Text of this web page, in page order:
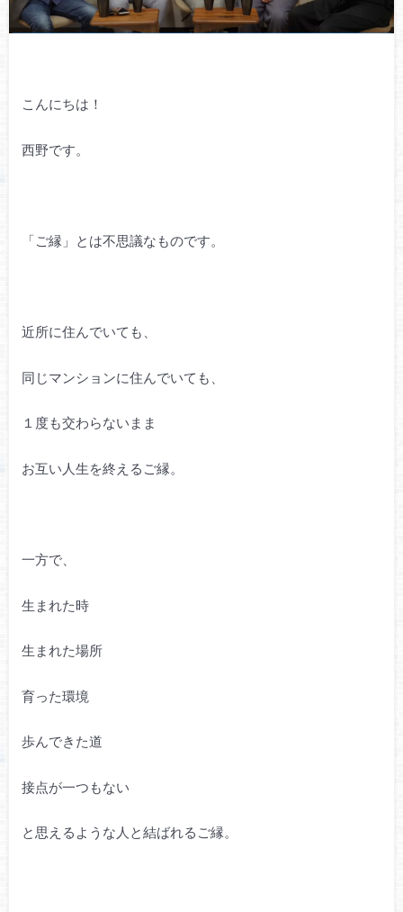
こんにちは！
西野です。
「ご縁」とは不思議なものです。
近所に住んでいても、
同じマンションに住んでいても、
１度も交わらないまま
お互い人生を終えるご縁。
一方で、
生まれた時
生まれた場所
育った環境
歩んできた道
接点が一つもない
と思えるような人と結ばれるご縁。